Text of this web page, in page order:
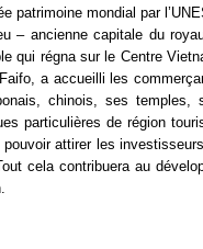
patrimoine mondial par
ancienne capitale du
qui régna sur le Centre
a accueilli les
chinois, ses temples,
particulières de région
attirer les
cela contribuera au